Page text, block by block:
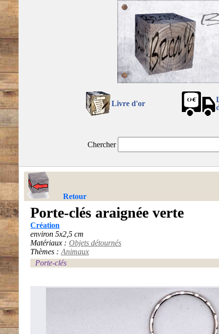
Livre d'or
Chercher
Retour
Porte-clés araignée verte
Création
environ 5x2,5 cm
Matériaux : Objets détournés
Thèmes : Animaux
Porte-clés